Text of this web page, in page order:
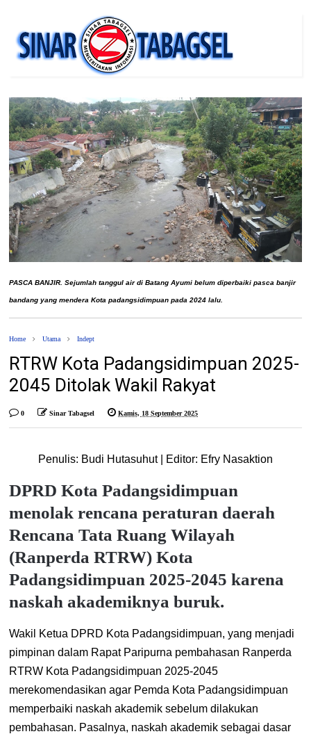
PASCA BANJIR. Sejumlah tanggul air di Batang Ayumi belum diperbaiki pasca banjir
bandang yang mendera Kota padangsidimpuan pada 2024 lalu.
Home Utama Indept
RTRW Kota Padangsidimpuan 2025-
2045 Ditolak Wakil Rakyat
0 Sinar Tabagsel Kamis, 18 September 2025
Penulis: Budi Hutasuhut | Editor: Efry Nasaktion
DPRD Kota Padangsidimpuan
menolak rencana peraturan daerah
Rencana Tata Ruang Wilayah
(Ranperda RTRW) Kota
Padangsidimpuan 2025-2045 karena
naskah akademiknya buruk.
Wakil Ketua DPRD Kota Padangsidimpuan, yang menjadi
pimpinan dalam Rapat Paripurna pembahasan Ranperda
RTRW Kota Padangsidimpuan 2025-2045
merekomendasikan agar Pemda Kota Padangsidimpuan
memperbaiki naskah akademik sebelum dilakukan
pembahasan. Pasalnya, naskah akademik sebagai dasar